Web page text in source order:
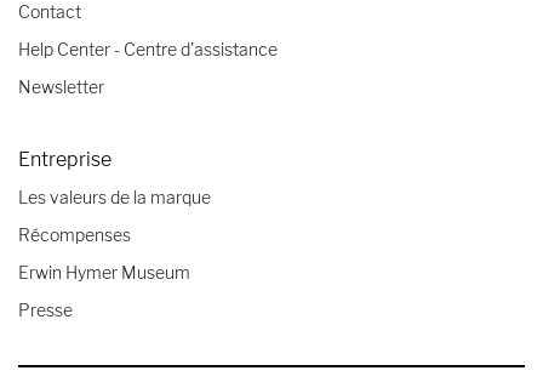
Contact
Help Center - Centre d'assistance
Newsletter
Entreprise
Les valeurs de la marque
Récompenses
Erwin Hymer Museum
Presse